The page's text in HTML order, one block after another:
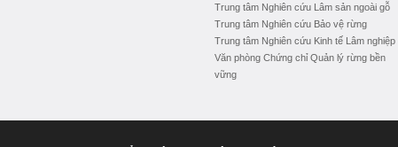
Trung tâm Nghiên cứu Lâm sản ngoài gỗ
Trung tâm Nghiên cứu Bảo vệ rừng
Trung tâm Nghiên cứu Kinh tế Lâm nghiệp
Văn phòng Chứng chỉ Quản lý rừng bền
vững